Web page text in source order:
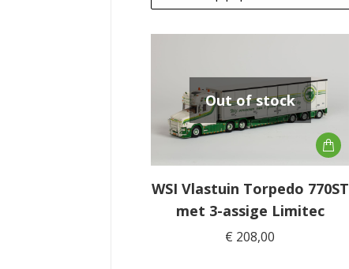
Out of stock
WSI Vlastuin Torpedo 770ST
met 3-assige Limitec
€ 208,00